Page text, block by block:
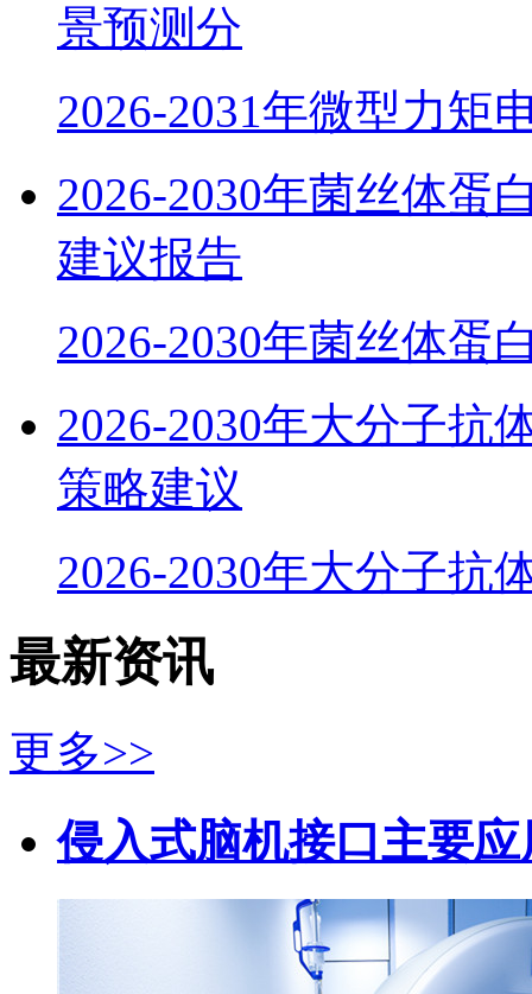
景预测分
2026-2031年微型力矩
2026-2030年菌丝体蛋
建议报告
2026-2030年菌丝体蛋
2026-2030年大分子抗
策略建议
2026-2030年大分子抗
最新资讯
更多>>
侵入式脑机接口主要